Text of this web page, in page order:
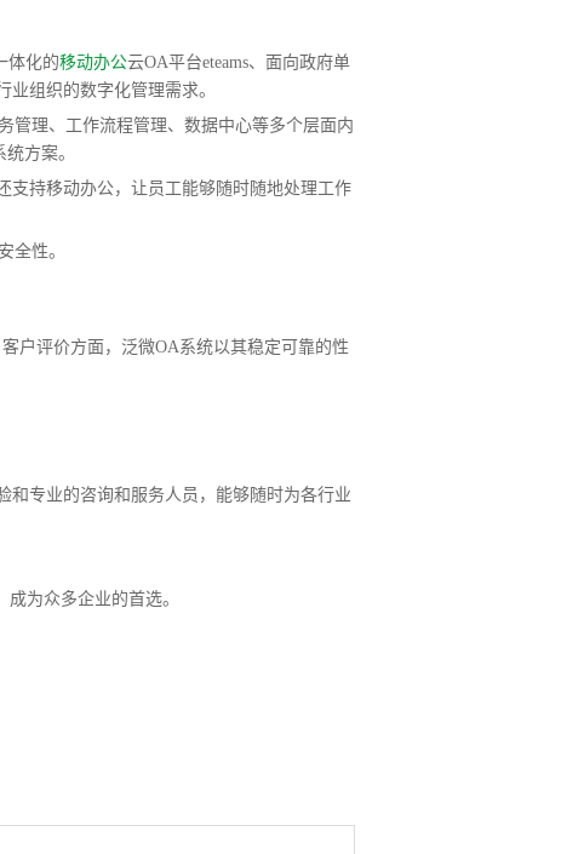
体化的移动办公云OA平台eteams、面向政府单
组织的数字化管理需求。
管理、工作流程管理、数据中心等多个层面内
方案。
支持移动办公，让员工能够随时随地处理工作
全性。
户评价方面，泛微OA系统以其稳定可靠的性
和专业的咨询和服务人员，能够随时为各行业
为众多企业的首选。